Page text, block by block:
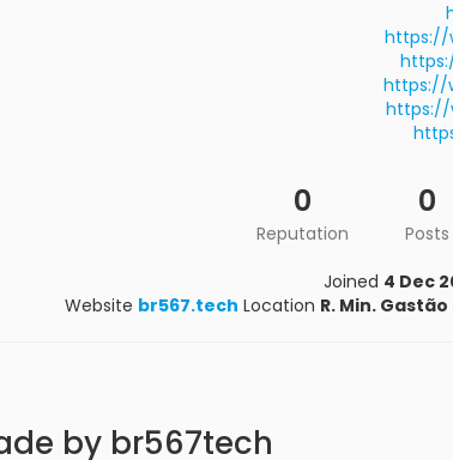
https://
https://
https://
0
Reputation
0
Posts
Joined 4 Dec
Website br567.tech Location R. Min.
by br567tech